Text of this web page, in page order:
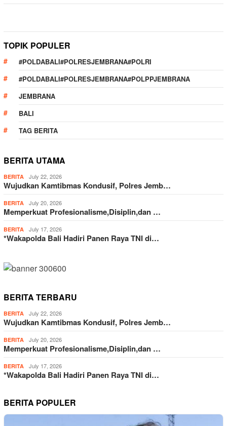
TOPIK POPULER
#POLDABALI#POLRESJEMBRANA#POLRI
#POLDABALI#POLRESJEMBRANA#POLPPJEMBRANA
JEMBRANA
BALI
TAG BERITA
BERITA UTAMA
BERITA July 22, 2026
Wujudkan Kamtibmas Kondusif, Polres Jemb…
BERITA July 20, 2026
Memperkuat Profesionalisme,Disiplin,dan …
BERITA July 17, 2026
*Wakapolda Bali Hadiri Panen Raya TNI di…
BERITA TERBARU
BERITA July 22, 2026
Wujudkan Kamtibmas Kondusif, Polres Jemb…
BERITA July 20, 2026
Memperkuat Profesionalisme,Disiplin,dan …
BERITA July 17, 2026
*Wakapolda Bali Hadiri Panen Raya TNI di…
BERITA POPULER